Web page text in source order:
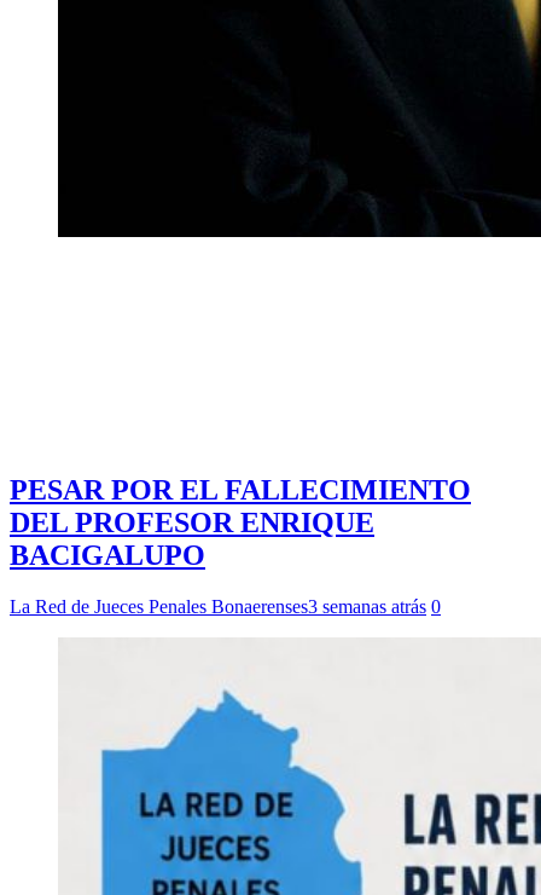
PESAR POR EL FALLECIMIENTO
DEL PROFESOR ENRIQUE
BACIGALUPO
La Red de Jueces Penales Bonaerenses3 semanas atrás 0